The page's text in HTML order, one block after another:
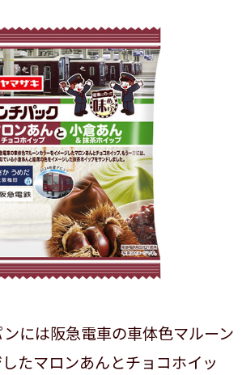
には阪急電車の車体色マルーン
たマロンあんとチョコホイッ